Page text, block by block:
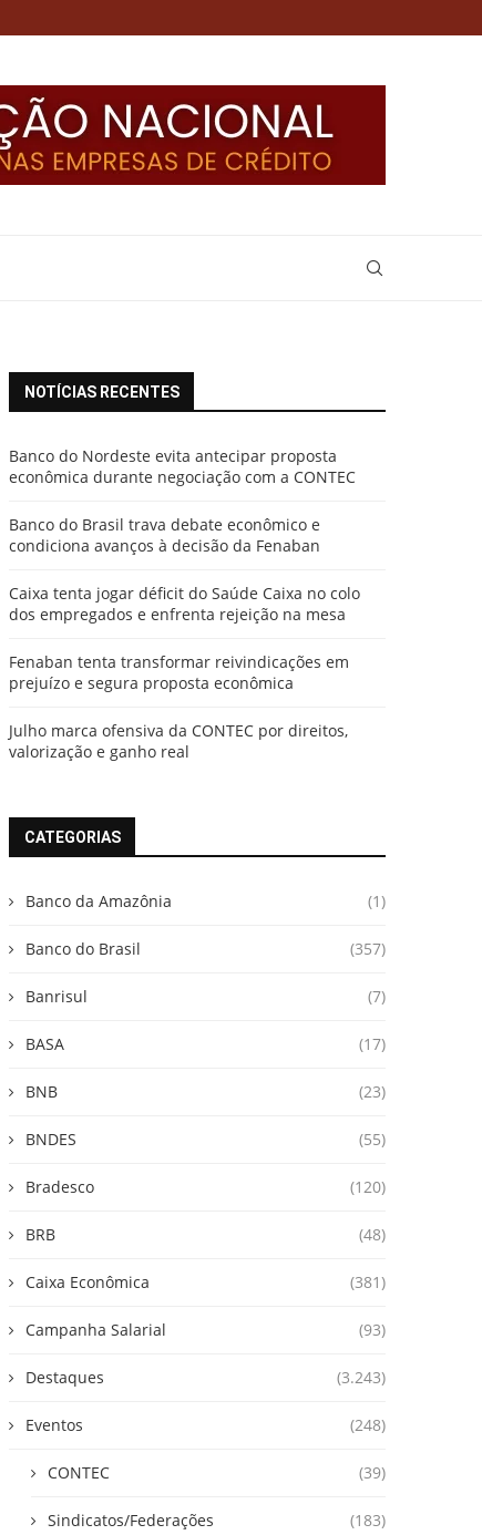
NOTÍCIAS RECENTES
Banco do Nordeste evita antecipar proposta
econômica durante negociação com a CONTEC
Banco do Brasil trava debate econômico e
condiciona avanços à decisão da Fenaban
Caixa tenta jogar déficit do Saúde Caixa no colo
dos empregados e enfrenta rejeição na mesa
Fenaban tenta transformar reivindicações em
prejuízo e segura proposta econômica
Julho marca ofensiva da CONTEC por direitos,
valorização e ganho real
CATEGORIAS
Banco da Amazônia (1)
Banco do Brasil (357)
Banrisul (7)
BASA (17)
BNB (23)
BNDES (55)
Bradesco (120)
BRB (48)
Caixa Econômica (381)
Campanha Salarial (93)
Destaques (3.243)
Eventos (248)
CONTEC (39)
Sindicatos/Federações (183)